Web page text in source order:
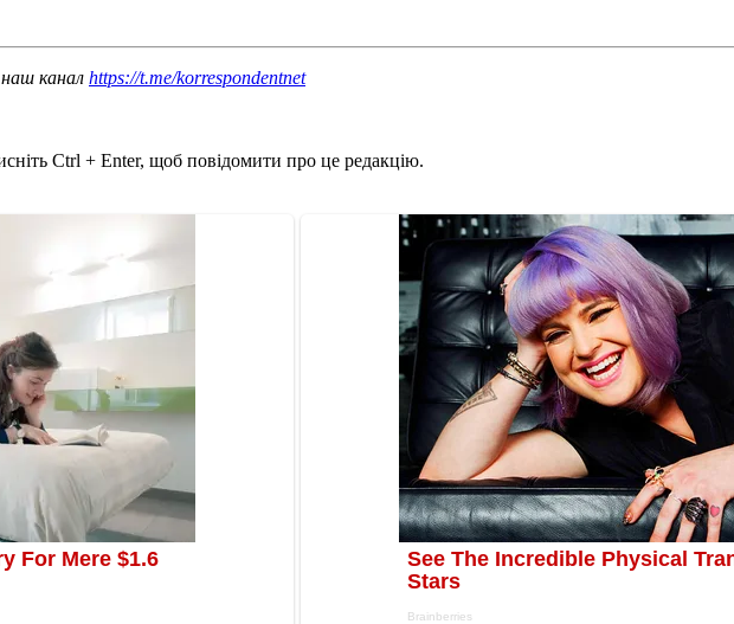
канал https://t.me/korrespondentnet
Ctrl + Enter, щоб повідомити про це редакцію.